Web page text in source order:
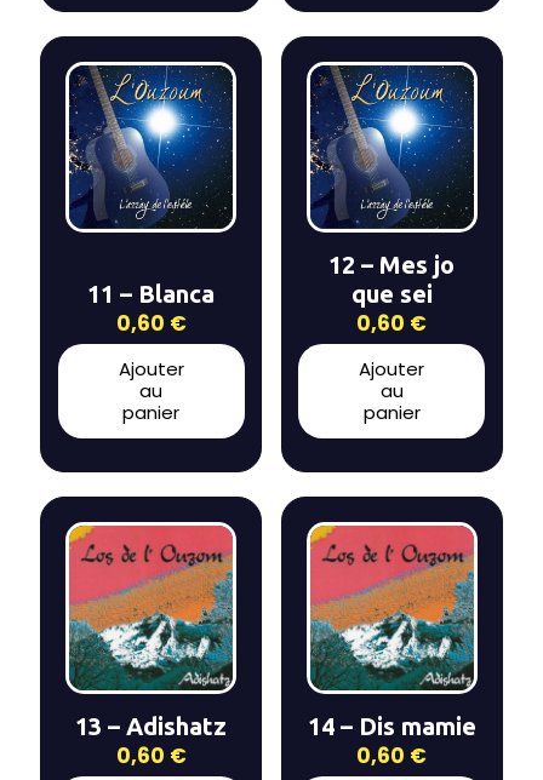
11 – Blanca
0,60 €
Ajouter
au
panier
12 – Mes jo
que sei
0,60 €
Ajouter
au
panier
13 – Adishatz
0,60 €
14 – Dis mamie
0,60 €